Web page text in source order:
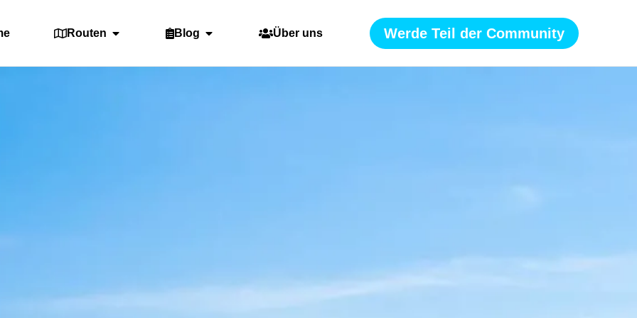
Routen Blog Über uns Werde Teil der Community